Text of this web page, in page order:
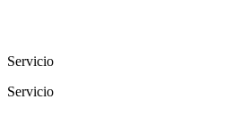
Servicio
Servicio